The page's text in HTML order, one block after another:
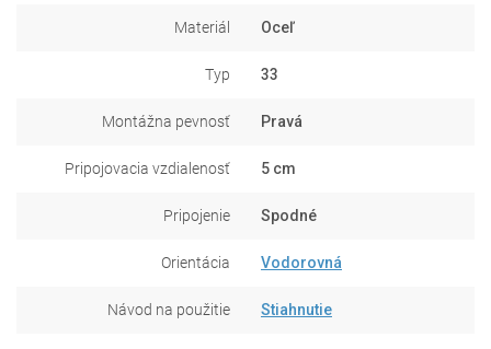
Materiál Oceľ
Typ 33
Montážna pevnosť Pravá
Pripojovacia vzdialenosť 5 cm
Pripojenie Spodné
Orientácia Vodorovná
Návod na použitie Stiahnutie